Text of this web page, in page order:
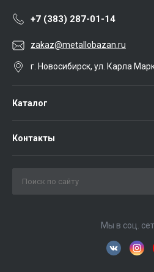
+7 (383) 287-01-14
zakaz@metallobazan.ru
г. Новосибирск, ул. Карла
Каталог
Контакты
Мы в соц.